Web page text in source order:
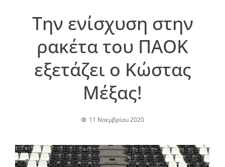
Tην ενίσχυση στην
ρακέτα του ΠΑΟΚ
εξετάζει ο Κώστας
Μέξας!
11 Νοεμβρίου 2020